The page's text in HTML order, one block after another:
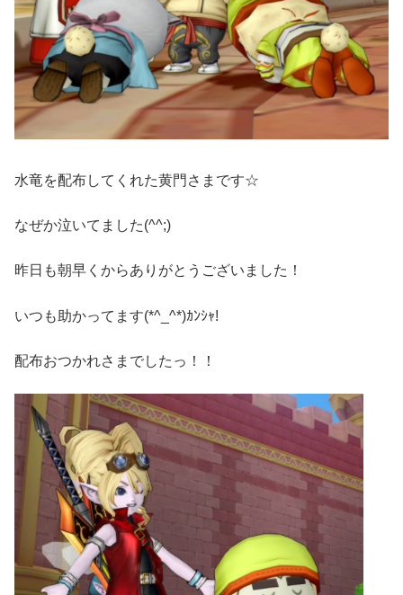
水竜を配布してくれた黄門さまです☆
なぜか泣いてました(^^;)
昨日も朝早くからありがとうございました！
いつも助かってます(*^_^*)ｶﾝｼｬ!
配布おつかれさまでしたっ！！